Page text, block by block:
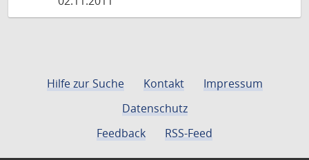
Hilfe zur Suche Kontakt
Impressum
Datenschutz
Feedback
RSS-Feed